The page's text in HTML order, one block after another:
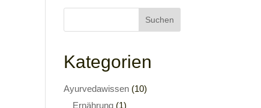
Kategorien
Ayurvedawissen (10)
Ernährung (1)